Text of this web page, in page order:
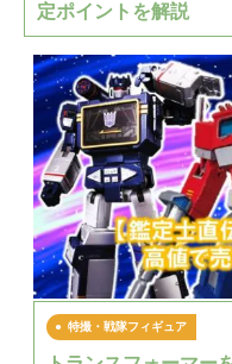
定ポイントを解説
特撮・戦隊フィギュア